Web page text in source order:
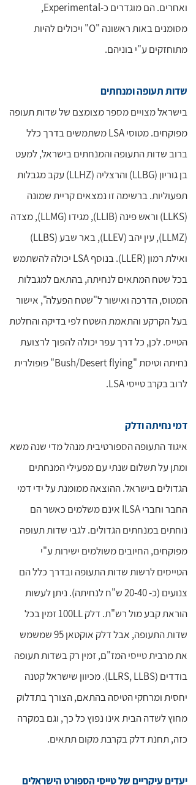
ואחרים. הם מוגדרים כ-Experimental,
מסומנים באות ראשונה "O" ויכולים להיות
מתוחזקים ע"י בוניהם.
שדות תעופה ומנחתים
בישראל מצויים מספר מצומצם של שדות תעופה
מפוקחים. מטוסי LSA משתמשים בדרך כלל
ברוב שדות התעופה והמנחתים בישראל, למעט
בן גוריון (LLBG) והרצליה (LLHZ) עקב מגבלות
תפעוליות. ברשימה זו נמצאים קריית שמונה
(LLKS) וראש פינה (LLIB), מגידו (LLMG), מצדה
(LLMZ), עין יהב (LLEV), באר שבע (LLBS)
ואילת רמון (LLER). בנוסף LSA יכולה להשתמש
בכל שטח המתאים לנחיתה, בהתאם למגבלות
המטוס, הדרכה ואישור ל"שטח הפעלה", אישור
בעל הקרקע והתאמת השטח לפי בדיקה והחלטת
הטייס. לכן, כל דרך עפר יכולה להפוך לרצועת
נחיתה וטיסת "Bush/Desert flying" פופולרית
לרוב בקרב טייסי LSA.
דמי נחיתה ודלק
איגוד התעופה הספורטיבית מנהל מדי שנה משא
ומתן על תשלום שנתי עם מפעילי המנחתים
הגדולים בישראל. ההוצאה ממומנת על ידי דמי
החבר וחברי ILSA אינם משלמים כאשר הם
נוחתים במנחתים הגדולים. לגבי שדות תעופה
מפוקחים, החיובים משולמים ישירות ע"י
הטייסים לרשות שדות התעופה ובדרך כלל הם
צנועים (כ- 20-40 ש"ח לנחיתה). ניתן לעשות
הוראת קבע מול רש"ת. דלק 100LL זמין בכל
שדות התעופה, אבל דלק אוקטאן 95 שמשמש
את מרבית טייסי המז"ם, זמין רק בשדות תעופה
בודדים (LLRS, LLBS). מכיוון שישראל קטנה
יחסית ומרחקי הטיסה בהתאם, הצורך בתדלוק
מחוץ לשדה הבית אינו נפוץ כל כך, וגם במקרה
כזה, תחנת דלק בקרבת מקום תתאים.
יעדים עיקריים של טייסי הספורט הישראלים